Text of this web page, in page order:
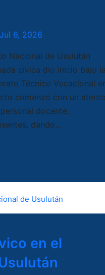
Jul 6, 2026
Nacional de Usulután
cívica dio inicio bajo
Técnico Vocacional
comenzó con un
docente,
dando…
en el